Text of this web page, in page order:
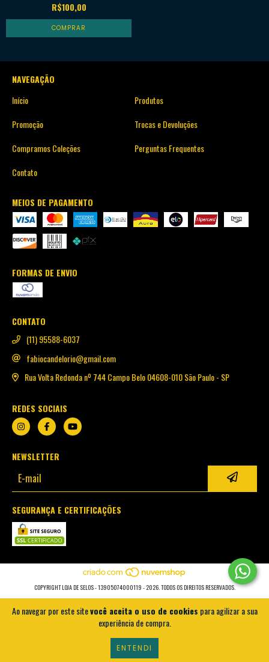
Ao navegar por este sitevocê aceita o uso de cookies para agilizar a sua
experiência de compra.
ENTENDI
R$100,00
NAVEGAÇÃO
Início
Produtos
Promoção
Trocas e Devoluções
Compramos Coleções
Perguntas Frequentes
Contato
MEIOS DE PAGAMENTO
FORMAS DE ENVIO
CONTATO
(11) 95588-6037
fabiocandelorio@gmail.com
Rua Volta Redonda nº 744 Campo Belo 04608-010 São Paulo - SP
REDES SOCIAIS
NEWSLETTER
SEGURANÇA E CERTIFICAÇÕES
COPYRIGHT LOJA DE SELOS - 13905074000119 - 2026. TODOS OS DIREITOS RESERVADOS.